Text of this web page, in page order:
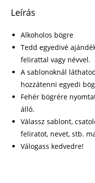
Leírás
Alkoholos bögre
Tedd egyedivé
felirattal vagy névvel.
A sablonoknál
hozzátenni egyedi
Fehér bögrére
álló.
Válassz sablont,
feliratot, nevet, stb.
Válogass kedvedre!